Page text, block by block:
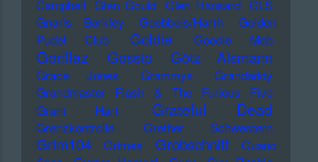
Campbell Glen Gould Glen Hansard GLS
Gnarls Barkley
Goebbels/Harth
Golden
Pudel Club
Goldie Goodie Mob
Gorillaz Gossip Götz Alsmann
Grace Jones Grammys
Grandaddy
Grandmaster Flash & The Furious Five
Grant Hart
Grateful Dead
Grenzkontrolle Grether Schwestern
Grim104 Grimes Grobschnitt
Guano